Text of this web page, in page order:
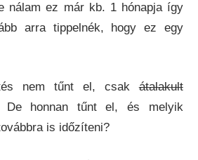
nálam ez már kb. 1 hónapja így
arra tippelnék, hogy ez egy
nem tűnt el, csakátalakult
De honnan tűnt el, és melyik
is időzíteni?